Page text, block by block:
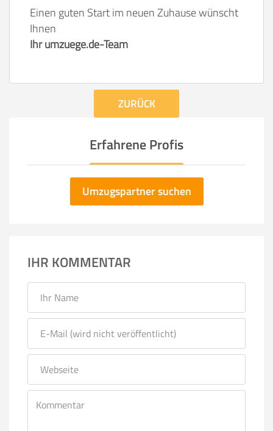
Einen guten Start im neuen Zuhause wünscht
Ihnen
Ihr umzuege.de-Team
ZURÜCK
Erfahrene Profis
Umzugspartner suchen
IHR KOMMENTAR